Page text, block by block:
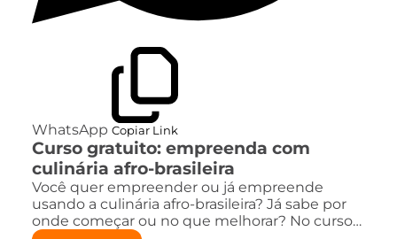
WhatsApp Copiar Link
Curso gratuito: empreenda com
culinária afro-brasileira
Você quer empreender ou já empreende
usando a culinária afro-brasileira? Já sabe por
onde começar ou no que melhorar? No curso…